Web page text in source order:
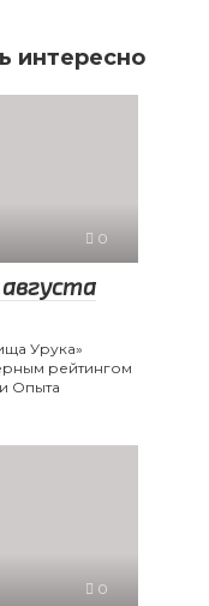
интересно
0
Урука»
рейтингом
Опыта
0